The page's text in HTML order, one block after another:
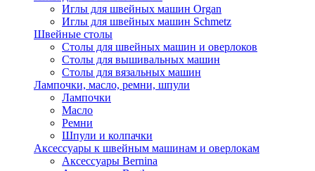
Иглы для швейных машин Organ
Иглы для швейных машин Schmetz
Швейные столы
Столы для швейных машин и оверлоков
Столы для вышивальных машин
Столы для вязальных машин
Лампочки, масло, ремни, шпули
Лампочки
Масло
Ремни
Шпули и колпачки
Аксессуары к швейным машинам и оверлокам
Аксессуары Bernina